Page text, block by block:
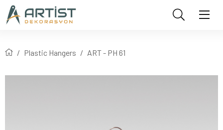
Plastic Hangers ART - PH 61